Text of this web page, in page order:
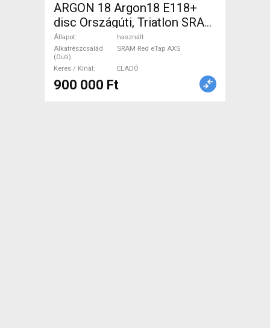
ARGON 18 Argon18 E118+
disc Országúti, Triatlon SRAM
Red eTap AXS használt
ELADÓ
Állapot
használt
Alkatrészcsalád
(Outi)
SRAM Red eTap AXS
Keres / Kínál ELADÓ
900 000 Ft